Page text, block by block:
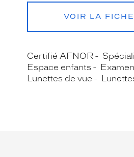
VOIR LA FICHE
Certifié AFNOR
Espace enfants
Lunettes de vue